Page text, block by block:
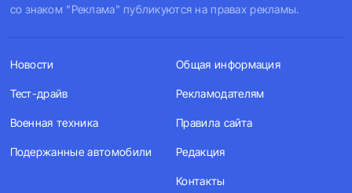
со знаком "Реклама" публикуются на правах рекламы.
Новости
Тест-драйв
Военная техника
Подержанные автомобили
Общая информация
Рекламодателям
Правила сайта
Редакция
Контакты